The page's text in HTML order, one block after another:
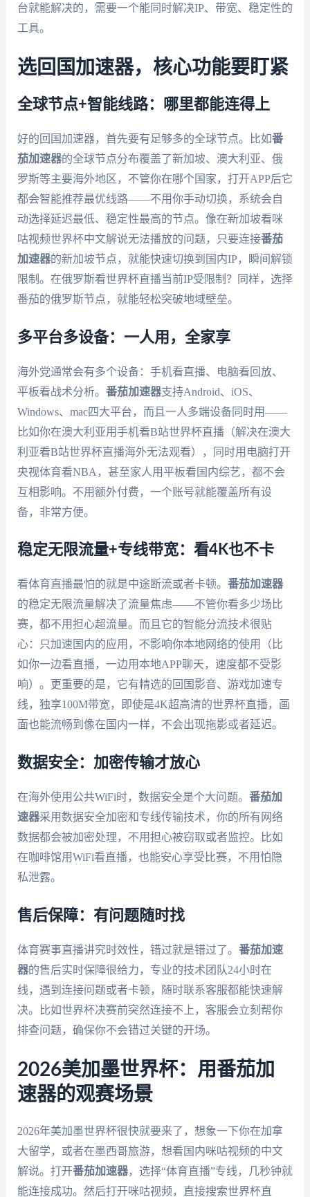
台就能解决的，需要一个能同时解决IP、带宽、稳定性的
工具。
选回国加速器，核心功能要盯紧
全球节点+智能线路：哪里都能连得上
好的回国加速器，首先要有足够多的全球节点。比如番
茄加速器的全球节点分布覆盖了新加坡、澳大利亚、俄
罗斯等主要海外地区，不管你在哪个国家，打开APP后它
都会智能推荐最优线路——不用你手动切换，系统会自
动选择延迟最低、稳定性最高的节点。像在新加坡看咪
咕视频世界杯中文解说无法播放的问题，只要连接番茄
加速器的新加坡节点，就能快速切换到国内IP，瞬间解锁
限制。在俄罗斯看世界杯直播当前IP受限制？同样，选择
番茄的俄罗斯节点，就能轻松突破地域壁垒。
多平台多设备：一人用，全家享
海外党通常会有多个设备：手机看直播、电脑看回放、
平板看战术分析。 番茄加速器支持Android、iOS、
Windows、mac四大平台，而且一人多端设备同时用——
比如你在澳大利亚用手机看B站世界杯直播（解决在澳大
利亚看B站世界杯直播海外无法观看），同时用电脑打开
央视体育看NBA，甚至家人用平板看国内综艺，都不会
互相影响。不用额外付费，一个账号就能覆盖所有设
备，非常方便。
稳定无限流量+专线带宽：看4K也不卡
看体育直播最怕的就是中途断流或者卡顿。 番茄加速器
的稳定无限流量解决了流量焦虑——不管你看多少场比
赛，都不用担心超流量。而且它的智能分流技术很贴
心：只加速国内的应用，不影响你本地网络的使用（比
如你一边看直播，一边用本地APP聊天，速度都不受影
响）。更重要的是，它有精选的回国影音、游戏加速专
线，独享100M带宽，即使是4K超高清的世界杯直播，画
面也能流畅到像在国内一样，不会出现拖影或者延迟。
数据安全：加密传输才放心
在海外使用公共WiFi时，数据安全是个大问题。 番茄加
速器采用数据安全加密和专线传输技术，你的所有网络
数据都会被加密处理，不用担心被窃取或者监控。比如
在咖啡馆用WiFi看直播，也能安心享受比赛，不用怕隐
私泄露。
售后保障：有问题随时找
体育赛事直播讲究时效性，错过就是错过了。 番茄加速
器的售后实时保障很给力，专业的技术团队24小时在
线，遇到连接问题或者卡顿，随时联系客服都能快速解
决。比如世界杯决赛前突然连接不上，客服会立刻帮你
排查问题，确保你不会错过关键的开场。
2026美加墨世界杯：用番茄加
速器的观赛场景
2026年美加墨世界杯很快就要来了，想象一下你在加拿
大留学，或者在墨西哥旅游，想看国内咪咕视频的中文
解说。打开番茄加速器，选择“体育直播”专线，几秒钟就
能连接成功。然后打开咪咕视频，直接搜索世界杯直